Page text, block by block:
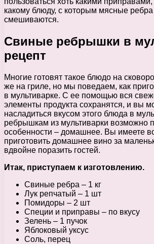
какому блюду, с которым мясные
смешиваются.
Свиные ребрышки в
рецепт
Многие готовят такое блюдо на
же на гриле, но мы поведаем, как
в мультиварке. С ее помощью вся
элементы продукта сохранятся, и вы
насладиться вкусом этого блюда в
ребрышкам из мультиварки возможно
особенности – домашнее. Вы имеете
приготовить домашнее вино за
вдвойне поразить гостей.
Итак, приступаем к изготовлению.
Свиные ребра – 1 кг
Лук репчатый – 1 шт
Помидоры – 2 шт
Специи и приправы – по вкусу
Зелень – 1 пучок
Яблоковый уксус
Соль, перец